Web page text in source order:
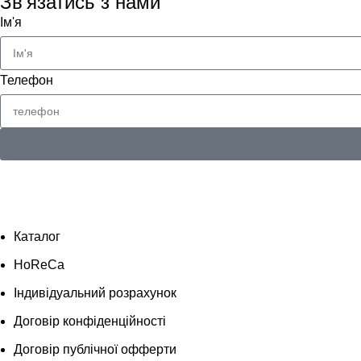
Ім'я
Телефон
Каталог
HoReCa
Індивідуальний розрахунок
Договір конфіденційності
Договір публічної офферти